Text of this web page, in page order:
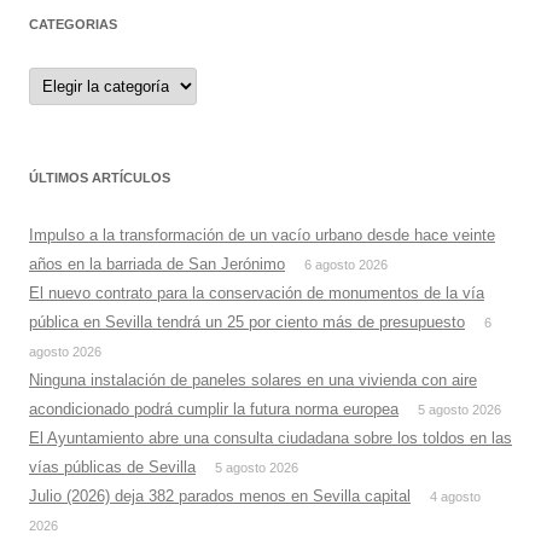
CATEGORIAS
Categorias
ÚLTIMOS ARTÍCULOS
Impulso a la transformación de un vacío urbano desde hace veinte
años en la barriada de San Jerónimo
6 agosto 2026
El nuevo contrato para la conservación de monumentos de la vía
pública en Sevilla tendrá un 25 por ciento más de presupuesto
6
agosto 2026
Ninguna instalación de paneles solares en una vivienda con aire
acondicionado podrá cumplir la futura norma europea
5 agosto 2026
El Ayuntamiento abre una consulta ciudadana sobre los toldos en las
vías públicas de Sevilla
5 agosto 2026
Julio (2026) deja 382 parados menos en Sevilla capital
4 agosto
2026